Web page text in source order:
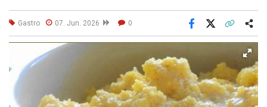
Gastro 07. Jun. 2026 0
Facebook